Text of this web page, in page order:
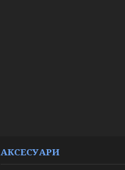
АКСЕСУАРИ